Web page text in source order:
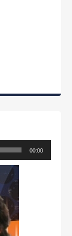
00:00